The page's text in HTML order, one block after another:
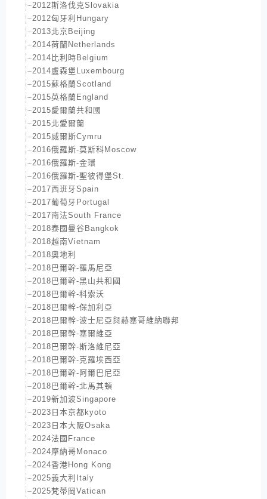
2012斯洛伐克Slovakia
2012匈牙利Hungary
2013北京Beijing
2014荷蘭Netherlands
2014比利時Belgium
2014盧森堡Luxembourg
2015蘇格蘭Scotland
2015英格蘭England
2015愛爾蘭共和國
2015北愛爾蘭
2015威爾斯Cymru
2016俄羅斯-莫斯科Moscow
2016俄羅斯-金環
2016俄羅斯-聖彼得堡St.
2017西班牙Spain
2017葡萄牙Portugal
2017南法South France
2018泰國曼谷Bangkok
2018越南Vietnam
2018奧地利
2018巴爾幹-羅馬尼亞
2018巴爾幹-黑山共和國
2018巴爾幹-科索沃
2018巴爾幹-保加利亞
2018巴爾幹-波士尼亞與赫塞哥維納聯邦
2018巴爾幹-塞爾維亞
2018巴爾幹-斯洛維尼亞
2018巴爾幹-克羅埃西亞
2018巴爾幹-阿爾巴尼亞
2018巴爾幹-北馬其頓
2019新加波Singapore
2023日本京都kyoto
2023日本大阪Osaka
2024法國France
2024摩納哥Monaco
2024香港Hong Kong
2025義大利Italy
2025梵蒂岡Vatican